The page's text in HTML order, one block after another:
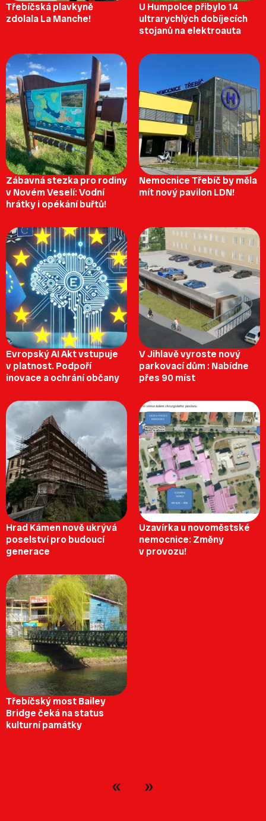
Třebíčská plavkyně
zdolala La Manche!
U Humpolce přibylo 14
ultrarychlých dobíjecích
stojanů na elektroauta
Zábavná stezka pro rodiny
v Novém Veselí: Vodní
hrátky i opékání buřtů!
Nemocnice Třebíč by měla
mít nový pavilon LDN!
Evropský AI Akt vstupuje
v platnost. Podpoří
inovace a ochrání občany
V Jihlavě vyroste nový
parkovací dům : Nabídne
přes 90 míst
Hrad Kámen nově ukrývá
poselství pro budoucí
generace
Uzavírka u novoměstské
nemocnice: Změny
v provozu!
Třebíčský most Bailey
Bridge čeká na status
kulturní památky